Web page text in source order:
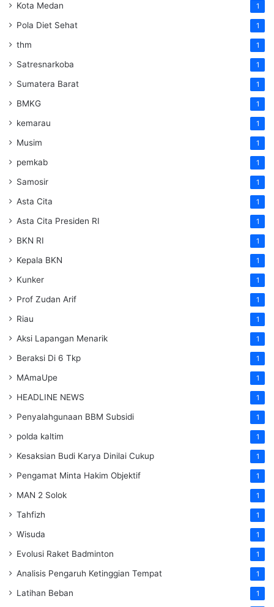
Kota Medan 1
Pola Diet Sehat 1
thm 1
Satresnarkoba 1
Sumatera Barat 1
BMKG 1
kemarau 1
Musim 1
pemkab 1
Samosir 1
Asta Cita 1
Asta Cita Presiden RI 1
BKN RI 1
Kepala BKN 1
Kunker 1
Prof Zudan Arif 1
Riau 1
Aksi Lapangan Menarik 1
Beraksi Di 6 Tkp 1
MAmaUpe 1
HEADLINE NEWS 1
Penyalahgunaan BBM Subsidi 1
polda kaltim 1
Kesaksian Budi Karya Dinilai Cukup 1
Pengamat Minta Hakim Objektif 1
MAN 2 Solok 1
Tahfizh 1
Wisuda 1
Evolusi Raket Badminton 1
Analisis Pengaruh Ketinggian Tempat 1
Latihan Beban 1